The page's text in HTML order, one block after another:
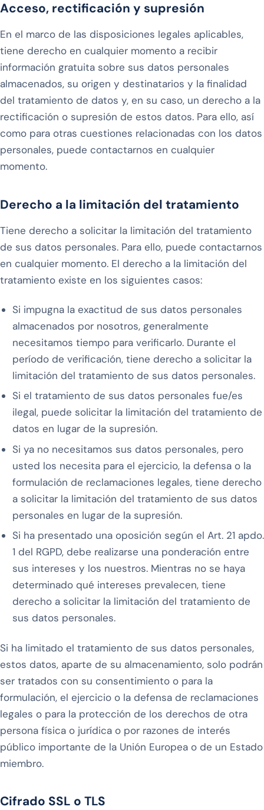
Acceso, rectificación y supresión
En el marco de las disposiciones legales aplicables,
tiene derecho en cualquier momento a recibir
información gratuita sobre sus datos personales
almacenados, su origen y destinatarios y la finalidad
del tratamiento de datos y, en su caso, un derecho a la
rectificación o supresión de estos datos. Para ello, así
como para otras cuestiones relacionadas con los datos
personales, puede contactarnos en cualquier
momento.
Derecho a la limitación del tratamiento
Tiene derecho a solicitar la limitación del tratamiento
de sus datos personales. Para ello, puede contactarnos
en cualquier momento. El derecho a la limitación del
tratamiento existe en los siguientes casos:
Si impugna la exactitud de sus datos personales
almacenados por nosotros, generalmente
necesitamos tiempo para verificarlo. Durante el
período de verificación, tiene derecho a solicitar la
limitación del tratamiento de sus datos personales.
Si el tratamiento de sus datos personales fue/es
ilegal, puede solicitar la limitación del tratamiento de
datos en lugar de la supresión.
Si ya no necesitamos sus datos personales, pero
usted los necesita para el ejercicio, la defensa o la
formulación de reclamaciones legales, tiene derecho
a solicitar la limitación del tratamiento de sus datos
personales en lugar de la supresión.
Si ha presentado una oposición según el Art. 21 apdo.
1 del RGPD, debe realizarse una ponderación entre
sus intereses y los nuestros. Mientras no se haya
determinado qué intereses prevalecen, tiene
derecho a solicitar la limitación del tratamiento de
sus datos personales.
Si ha limitado el tratamiento de sus datos personales,
estos datos, aparte de su almacenamiento, solo podrán
ser tratados con su consentimiento o para la
formulación, el ejercicio o la defensa de reclamaciones
legales o para la protección de los derechos de otra
persona física o jurídica o por razones de interés
público importante de la Unión Europea o de un Estado
miembro.
Cifrado SSL o TLS